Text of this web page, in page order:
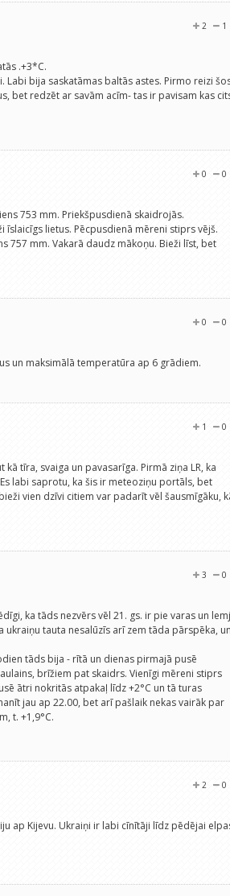
1
2
.+3*C.
bija saskatāmas baltās astes. Pirmo reizi
bet redzēt ar savām acīm- tas ir pavisam kas
0
0
753 mm. Priekšpusdienā skaidrojās.
īslaicīgs lietus. Pēcpusdienā mēreni stiprs vējš.
757 mm. Vakarā daudz mākoņu. Bieži līst, bet
0
0
un maksimālā temperatūra ap 6 grādiem.
0
1
tīra, svaiga un pavasarīga. Pirmā ziņa LR, ka
labi saprotu, ka šis ir meteoziņu portāls, bet
vien dzīvi citiem var padarīt vēl šausmīgāku,
0
3
ka tāds nezvērs vēl 21. gs. ir pie varas un lemj
tauta nesalūzīs arī zem tāda pārspēka,
tāds bija - rītā un dienas pirmajā pusē
brīžiem pat skaidrs. Vienīgi mēreni stiprs
ātri nokritās atpakaļ līdz +2°C un tā turas
jau ap 22.00, bet arī pašlaik nekas vairāk par
t. +1,9°C.
0
2
ap Kijevu. Ukraiņi ir labi cīnītāji līdz pēdējai